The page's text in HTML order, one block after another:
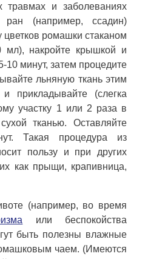
травмах и заболеваниях
(например, ссадин)
цветков ромашки стаканом
мл), накройте крышкой и
10 минут, затем процедите
льняную ткань этим
прикладывайте (слегка
участку 1 или 2 раза в
тканью. Оставляйте
Такая процедура из
пользу и при других
как прыщи, крапивница,
(например, во время
или беспокойства
быть полезны влажные
чаем. (Имеются